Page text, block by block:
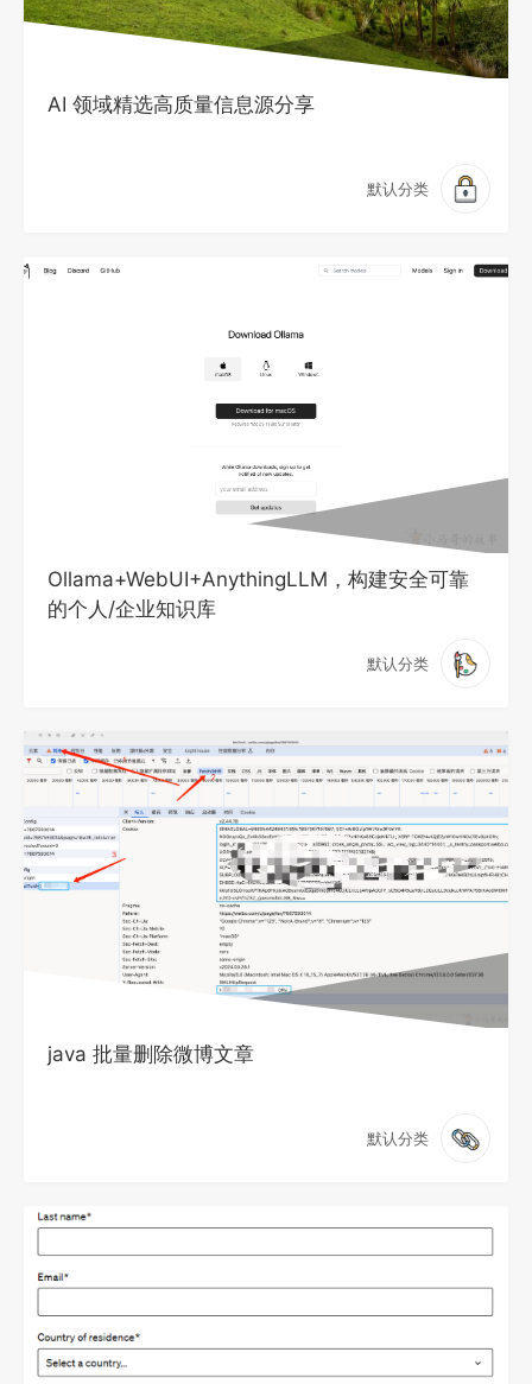
AI 领域精选高质量信息源分享
默认分类
Ollama+WebUI+AnythingLLM，构建安全可靠
的个人/企业知识库
默认分类
java 批量删除微博文章
默认分类